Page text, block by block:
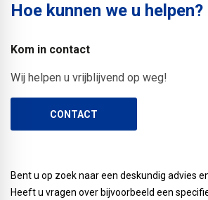
Hoe kunnen we u helpen?
Kom in contact
Wij helpen u vrijblijvend op weg!
CONTACT
Bent u op zoek naar een deskundig advies
Heeft u vragen over bijvoorbeeld een